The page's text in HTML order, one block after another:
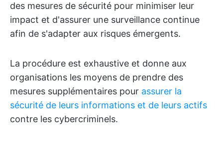
des mesures de sécurité pour minimiser leur
impact et d'assurer une surveillance continue
afin de s'adapter aux risques émergents.
La procédure est exhaustive et donne aux
organisations les moyens de prendre des
mesures supplémentaires pour assurer la
sécurité de leurs informations et de leurs actifs
contre les cybercriminels.